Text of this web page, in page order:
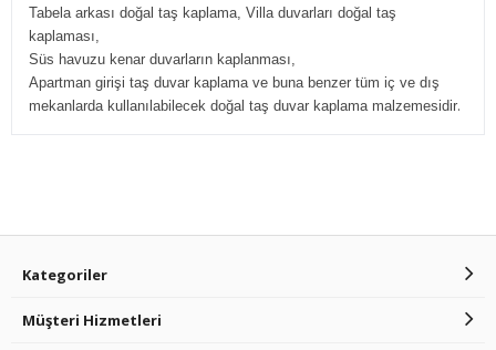
Tabela arkası doğal taş kaplama, Villa duvarları doğal taş
kaplaması,
Süs havuzu kenar duvarların kaplanması,
Apartman girişi taş duvar kaplama ve buna benzer tüm iç ve dış
mekanlarda kullanılabilecek doğal taş duvar kaplama malzemesidir.
Kategoriler
Müşteri Hizmetleri